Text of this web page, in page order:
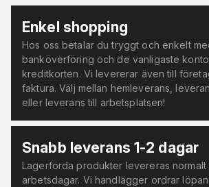
Enkel shopping
Hos oss betalar du tryggt och enkelt
banköverföring och de vanligaste
kreditkorten. Vi levererar även till
faktura. Välj mellan hemleverans,
eller leverans till arbetsplatsen!
Snabb leverans 1-2 dagar
Lagerförda produkter levereras normalt
arbetsdagar. Vi handlägger ordrar